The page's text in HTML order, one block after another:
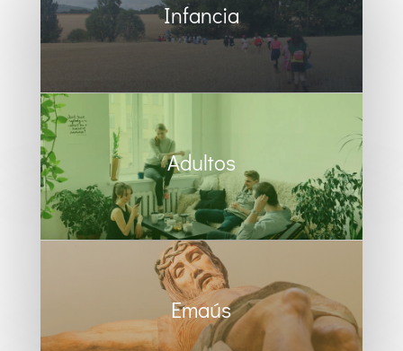
Infancia
Adultos
Emaús